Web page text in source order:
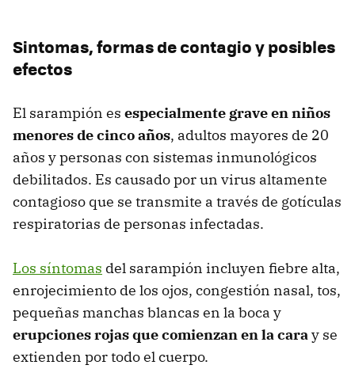
Sintomas, formas de contagio y posibles
efectos
El sarampión es especialmente grave en niños
menores de cinco años, adultos mayores de 20
años y personas con sistemas inmunológicos
debilitados. Es causado por un virus altamente
contagioso que se transmite a través de gotículas
respiratorias de personas infectadas.
Los síntomas del sarampión incluyen fiebre alta,
enrojecimiento de los ojos, congestión nasal, tos,
pequeñas manchas blancas en la boca y
erupciones rojas que comienzan en la caray se
extienden por todo el cuerpo.